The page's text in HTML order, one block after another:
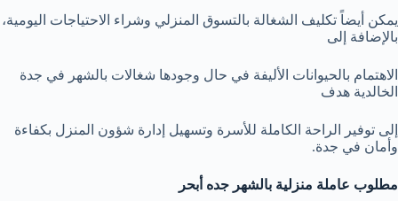
يمكن أيضاً تكليف الشغالة بالتسوق المنزلي وشراء الاحتياجات اليومية،
بالإضافة إلى
الاهتمام بالحيوانات الأليفة في حال وجودها شغالات بالشهر في جدة
الخالدية هدف
إلى توفير الراحة الكاملة للأسرة وتسهيل إدارة شؤون المنزل بكفاءة
وأمان في جدة.
مطلوب عاملة منزلية بالشهر جده أبحر